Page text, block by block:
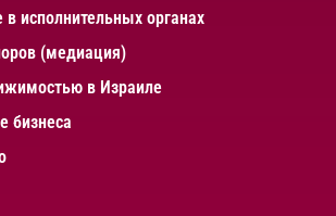
в исполнительных органах
(медиация)
в Израиле
бизнеса